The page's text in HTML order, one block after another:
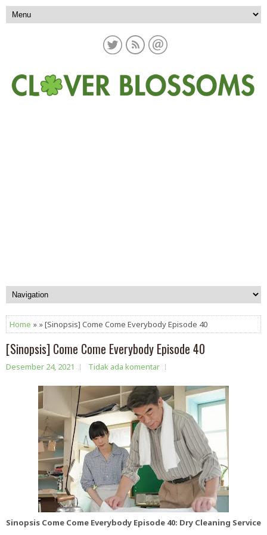
Home » » [Sinopsis] Come Come Everybody Episode 40
[Sinopsis] Come Come Everybody Episode 40
Desember 24, 2021 Tidak ada komentar
Sinopsis Come Come Everybody Episode 40: Dry Cleaning Service